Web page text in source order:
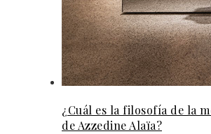
¿Cuál es la filosofía de la
de Azzedine Alaïa?